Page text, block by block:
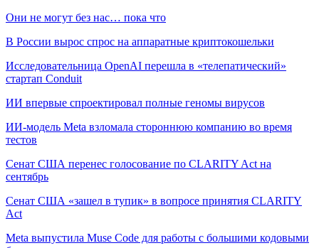
Они не могут без нас… пока что
В России вырос спрос на аппаратные криптокошельки
Исследовательница OpenAI перешла в «телепатический»
стартап Conduit
ИИ впервые спроектировал полные геномы вирусов
ИИ-модель Meta взломала стороннюю компанию во время
тестов
Сенат США перенес голосование по CLARITY Act на
сентябрь
Сенат США «зашел в тупик» в вопросе принятия CLARITY
Act
Meta выпустила Muse Code для работы с большими кодовыми